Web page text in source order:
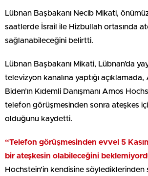
Lübnan Başbakanı Necib Mikati,
saatlerde İsrail ile Hizbullah ortasında
sağlanabileceğini belirtti.
Lübnan Başbakanı Mikati, Lübnan’da
televizyon kanalına yaptığı
Biden’ın Kıdemli Danışmanı Amos
telefon görüşmesinden sonra ateşkes
olduğunu kaydetti.
“Telefon görüşmesinden evvel 5
bir ateşkesin olabileceğini
Hochstein’in kendisine